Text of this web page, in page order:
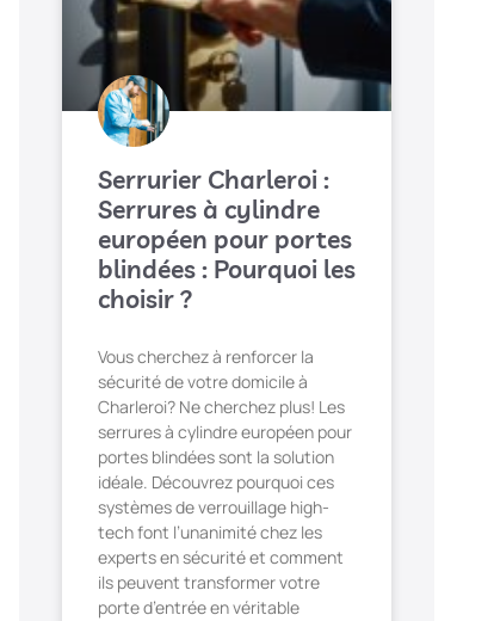
Serrurier Charleroi :
Serrures à cylindre
européen pour portes
blindées : Pourquoi les
choisir ?
Vous cherchez à renforcer la
sécurité de votre domicile à
Charleroi? Ne cherchez plus! Les
serrures à cylindre européen pour
portes blindées sont la solution
idéale. Découvrez pourquoi ces
systèmes de verrouillage high-
tech font l’unanimité chez les
experts en sécurité et comment
ils peuvent transformer votre
porte d’entrée en véritable